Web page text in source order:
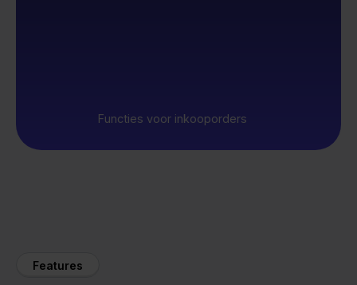
Functies voor inkooporders
Features